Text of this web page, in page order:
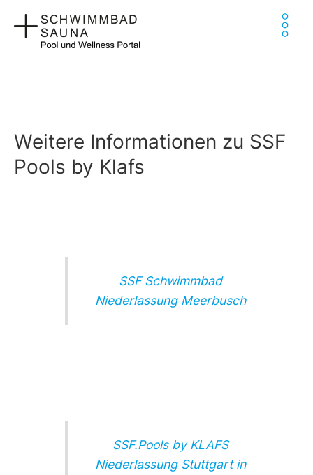
Inhalt
springen
Weitere Informationen zu SSF
Pools by Klafs
SSF Schwimmbad
Niederlassung Meerbusch
SSF.Pools by KLAFS
Niederlassung Stuttgart in